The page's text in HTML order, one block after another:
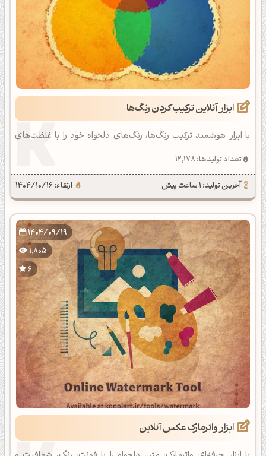
ابزار آنلاین ترکیب کردن رنگ‌ها
با ابزار هوشمند ترکیب رنگ‌ها، رنگ‌های دلخواه خود را با غلظت‌های
کنید.
تعداد تولیدها: 12,178
آخرین تولید: 1 ساعت پیش
ارتقاء: 1404/10/16
1404/09/19
1,805
6
ابزار واترمارک عکس آنلاین